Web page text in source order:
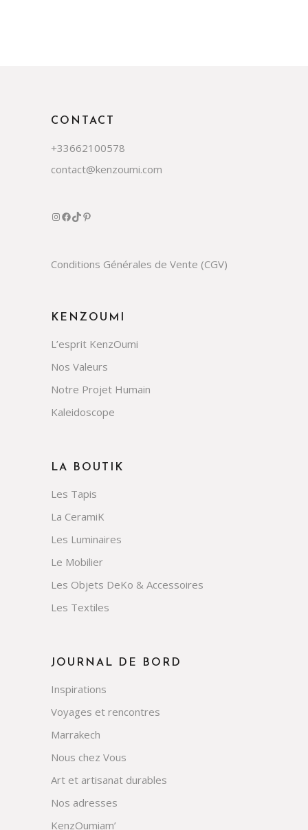
CONTACT
+33662100578
contact@kenzoumi.com
Instagram
Facebook
TikTokPinterest
Conditions Générales de Vente (CGV)
KENZOUMI
L’esprit KenzOumi
Nos Valeurs
Notre Projet Humain
Kaleidoscope
LA BOUTIK
Les Tapis
La CeramiK
Les Luminaires
Le Mobilier
Les Objets DeKo & Accessoires
Les Textiles
JOURNAL DE BORD
Inspirations
Voyages et rencontres
Marrakech
Nous chez Vous
Art et artisanat durables
Nos adresses
KenzOumiam’